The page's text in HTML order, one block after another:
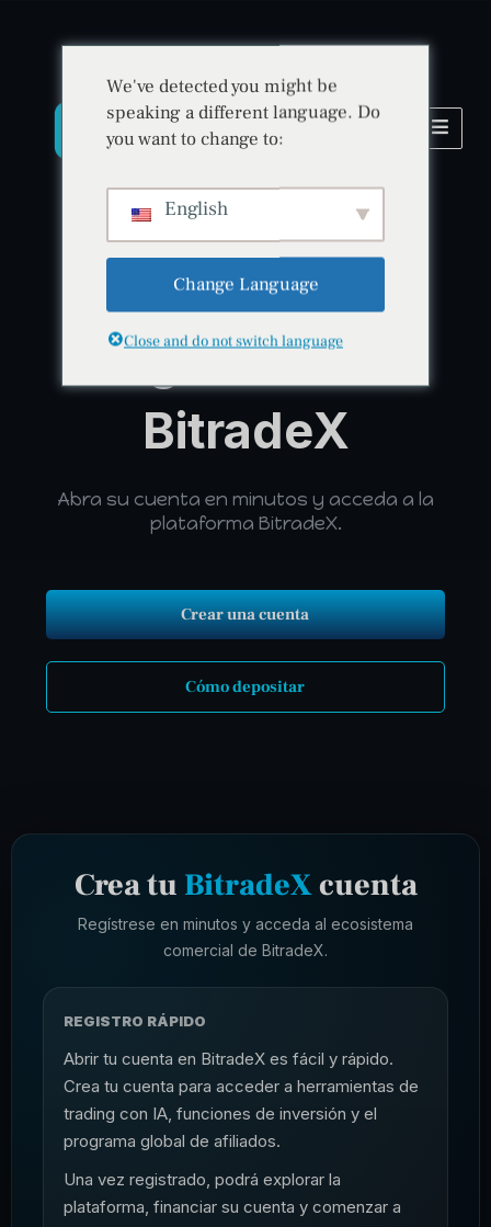
Crea tu cuenta • Comienza hoy • Únete a BitradeX
Regístrate en
BitradeX
Abra su cuenta en minutos y acceda a la
plataforma BitradeX.
Crear una cuenta
Cómo depositar
Crea tu BitradeXcuenta
Regístrese en minutos y acceda al ecosistema
comercial de BitradeX.
REGISTRO RÁPIDO
Abrir tu cuenta en BitradeX es fácil y rápido.
Crea tu cuenta para acceder a herramientas de
trading con IA, funciones de inversión y el
programa global de afiliados.
Una vez registrado, podrá explorar la
plataforma, financiar su cuenta y comenzar a
We've detected you might be
speaking a different language. Do
you want to change to:
English
Change Language
Close and do not switch language